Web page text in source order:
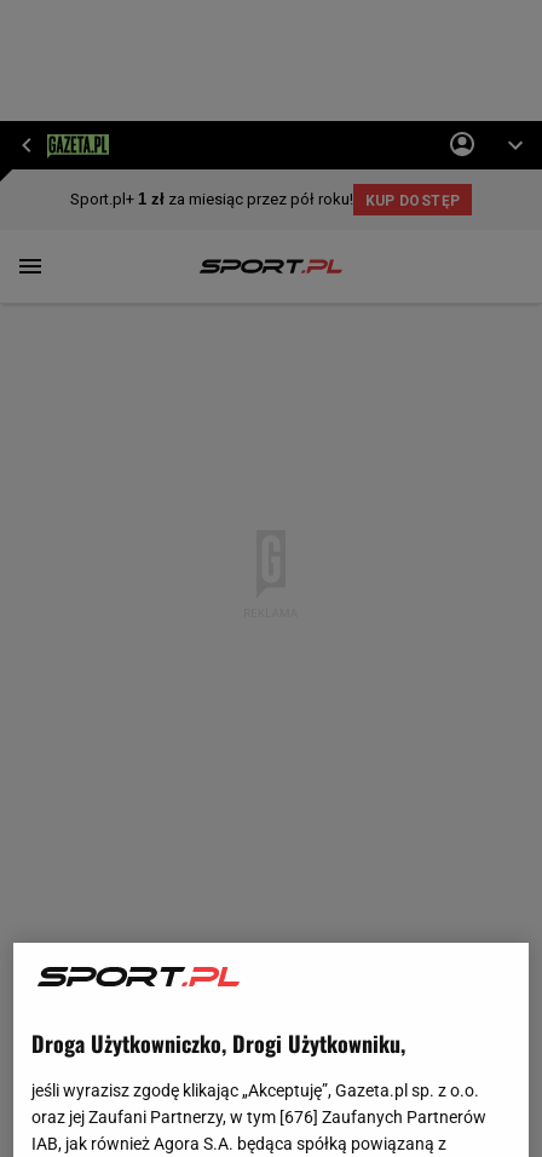
Droga Użytkowniczko, Drogi Użytkowniku,
jeśli wyrazisz zgodę klikając „Akceptuję”, Gazeta.pl sp. z o.o.
oraz jej Zaufani Partnerzy, w tym [676] Zaufanych Partnerów
IAB, jak również Agora S.A. będąca spółką powiązaną z